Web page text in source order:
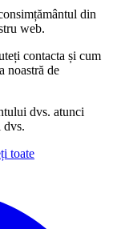
din
web.
contacta și cum
noastră de
dvs. atunci
dvs.
toate